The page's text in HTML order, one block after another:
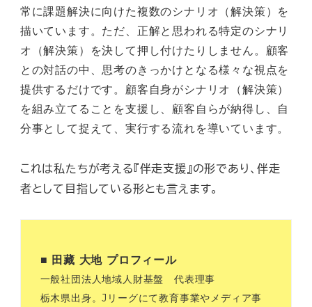
常に課題解決に向けた複数のシナリオ（解決策）を
描いています。ただ、正解と思われる特定のシナリ
オ（解決策）を決して押し付けたりしません。顧客
との対話の中、思考のきっかけとなる様々な視点を
提供するだけです。顧客自身がシナリオ（解決策）
を組み立てることを支援し、顧客自らが納得し、自
分事として捉えて、実行する流れを導いています。
これは私たちが考える『伴走支援』の形であり、伴走
者として目指している形とも言えます。
■ 田藏 大地 プロフィール
一般社団法人地域人財基盤 代表理事
栃木県出身。Jリーグにて教育事業やメディア事